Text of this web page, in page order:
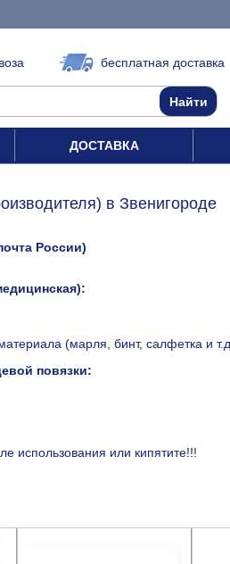
бесплатная доставка
ДОСТАВКА
в Звенигороде
России)
(марля, бинт, салфетка и
повязки:
использования или кипятите!!!